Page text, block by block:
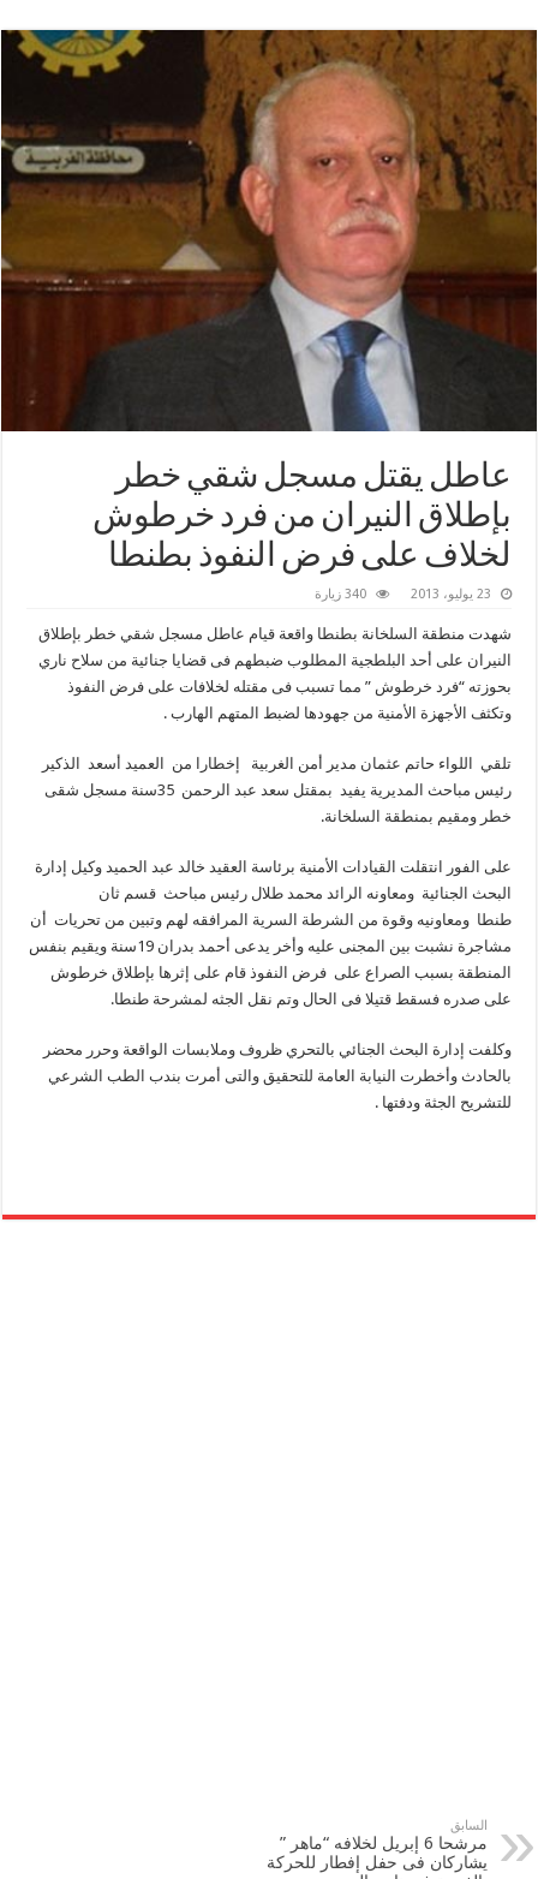
عاطل يقتل مسجل شقي خطر
بإطلاق النيران من فرد خرطوش
لخلاف على فرض النفوذ بطنطا
23 يوليو، 2013 340 زيارة
شهدت منطقة السلخانة بطنطا واقعة قيام عاطل مسجل شقي خطر بإطلاق
النيران على أحد البلطجية المطلوب ضبطهم فى قضايا جنائية من سلاح ناري
بحوزته “فرد خرطوش ” مما تسبب فى مقتله لخلافات على فرض النفوذ
وتكثف الأجهزة الأمنية من جهودها لضبط المتهم الهارب .
تلقي اللواء حاتم عثمان مدير أمن الغربية إخطارا من العميد أسعد الذكير
رئيس مباحث المديرية يفيد بمقتل سعد عبد الرحمن 35سنة مسجل شقى
خطر ومقيم بمنطقة السلخانة.
على الفور انتقلت القيادات الأمنية برئاسة العقيد خالد عبد الحميد وكيل إدارة
البحث الجنائية ومعاونه الرائد محمد طلال رئيس مباحث قسم ثان
طنطا ومعاونيه وقوة من الشرطة السرية المرافقه لهم وتبين من تحريات أن
مشاجرة نشبت بين المجنى عليه وأخر يدعى أحمد بدران 19سنة ويقيم بنفس
المنطقة بسبب الصراع على فرض النفوذ قام على إثرها بإطلاق خرطوش
على صدره فسقط قتيلا فى الحال وتم نقل الجثه لمشرحة طنطا.
وكلفت إدارة البحث الجنائي بالتحري ظروف وملابسات الواقعة وحرر محضر
بالحادث وأخطرت النيابة العامة للتحقيق والتى أمرت بندب الطب الشرعي
للتشريح الجثة ودفتها .
السابق
مرشحا 6 إبريل لخلافه “ماهر ”
يشاركان فى حفل إفطار للحركة